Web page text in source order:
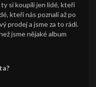
si koupili jen lidé, kteří
kteří nás poznali až po
prodej a jsme za to rádi.
jsme nějaké album